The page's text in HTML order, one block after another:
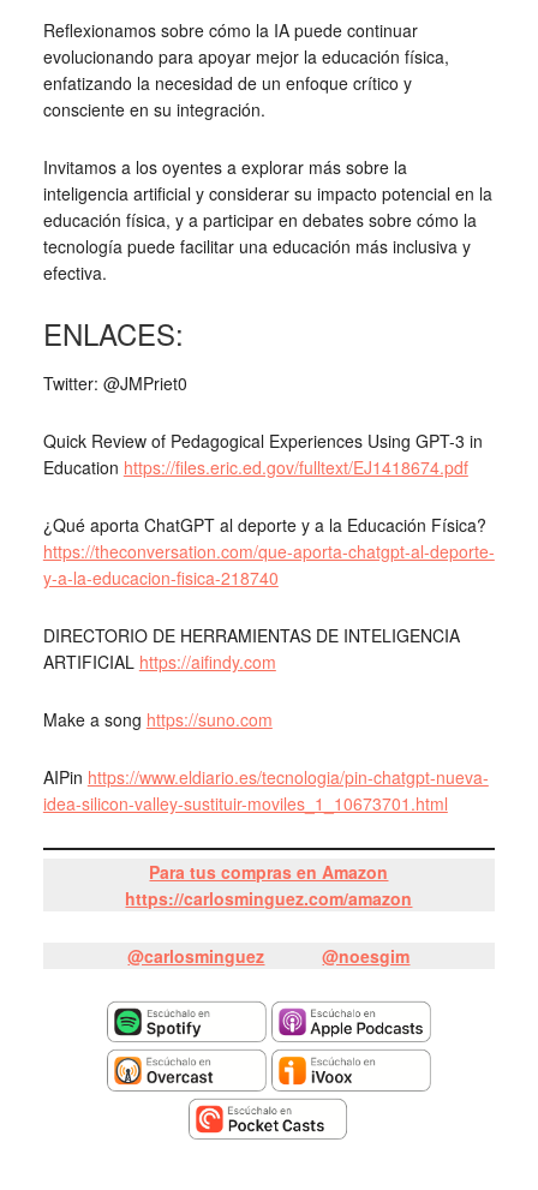
Reflexionamos sobre cómo la IA puede continuar
evolucionando para apoyar mejor la educación física,
enfatizando la necesidad de un enfoque crítico y
consciente en su integración.
Invitamos a los oyentes a explorar más sobre la
inteligencia artificial y considerar su impacto potencial en la
educación física, y a participar en debates sobre cómo la
tecnología puede facilitar una educación más inclusiva y
efectiva.
ENLACES:
Twitter: @JMPriet0
Quick Review of Pedagogical Experiences Using GPT-3 in
Education https://files.eric.ed.gov/fulltext/EJ1418674.pdf
¿Qué aporta ChatGPT al deporte y a la Educación Física?
https://theconversation.com/que-aporta-chatgpt-al-deporte-
y-a-la-educacion-fisica-218740
DIRECTORIO DE HERRAMIENTAS DE INTELIGENCIA
ARTIFICIAL https://aifindy.com
Make a song https://suno.com
AIPin https://www.eldiario.es/tecnologia/pin-chatgpt-nueva-
idea-silicon-valley-sustituir-moviles_1_10673701.html
Para tus compras en Amazon
https://carlosminguez.com/amazon
@carlosminguez @noesgim